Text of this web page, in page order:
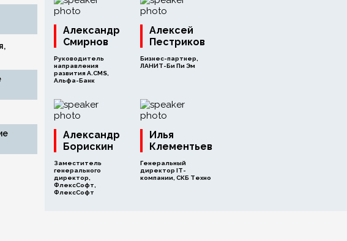
Александр
Смирнов
Руководитель
направления
развития A.CMS,
Альфа-Банк
Алексей
Пестриков
Бизнес-партнер,
ЛАНИТ-Би Пи Эм
Александр
Борискин
Заместитель
генерального
директор,
ФлексСофт,
ФлексСофт
Илья
Клементьев
Генеральный
директор IT-
компании, СКБ Техно